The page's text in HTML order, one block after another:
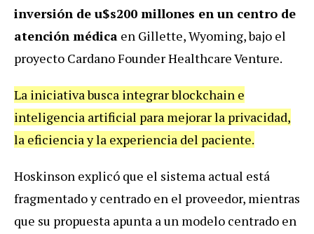
inversión de u$s200 millones en un centro de
atención médica en Gillette, Wyoming, bajo el
proyecto Cardano Founder Healthcare Venture.
La iniciativa busca integrar blockchain e
inteligencia artificial para mejorar la privacidad,
la eficiencia y la experiencia del paciente.
Hoskinson explicó que el sistema actual está
fragmentado y centrado en el proveedor, mientras
que su propuesta apunta a un modelo centrado en